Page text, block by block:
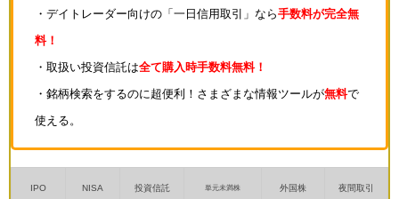
・デイトレーダー向けの「一日信用取引」なら手数料が完全無
料！
・取扱い投資信託は全て購入時手数料無料！
・銘柄検索をするのに超便利！さまざまな情報ツールが無料で
使える。
IPO NISA 投資信託 単元未満株 外国株 夜間取引